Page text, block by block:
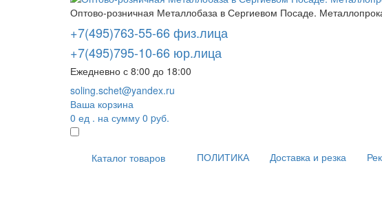
Оптово-розничная Металлобаза в Сергиевом Посаде.
+7(495)763-55-66 физ.лица
+7(495)795-10-66 юр.лица
Ежедневно с 8:00 до 18:00
soling.schet@yandex.ru
Ваша корзина
0 ед . на сумму 0 pуб.
Каталог товаров ПОЛИТИКА Доставка и резка